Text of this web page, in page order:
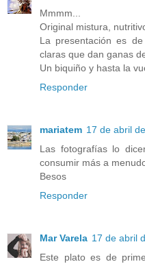
Mmmm...
Original mistura,
La presentación es
claras que dan ganas
Un biquiño y hasta la
Responder
mariatem 17 de abril
Las fotografías lo
consumir más a
Besos
Responder
Mar Varela 17 de abril
Este plato es de